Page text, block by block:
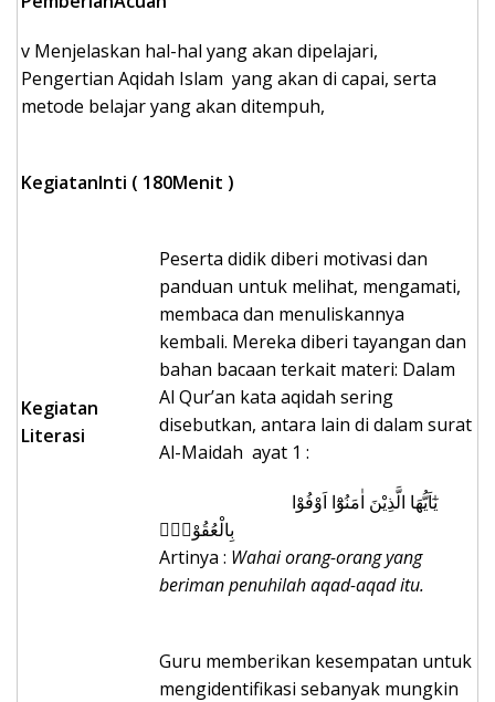
v Menjelaskan hal-hal yang akan dipelajari,
Pengertian Aqidah Islam yang akan di capai, serta
metode belajar yang akan ditempuh,
KegiatanInti ( 180Menit )
Kegiatan
Literasi
Peserta didik diberi motivasi dan
panduan untuk melihat, mengamati,
membaca dan menuliskannya
kembali. Mereka diberi tayangan dan
bahan bacaan terkait materi: Dalam
Al Qur’an kata aqidah sering
disebutkan, antara lain di dalam surat
Al-Maidah ayat 1 :
بِالْعُقُوْدِۗ
Artinya : Wahai orang-orang yang
beriman penuhilah aqad-aqad itu.
Guru memberikan kesempatan untuk
mengidentifikasi sebanyak mungkin